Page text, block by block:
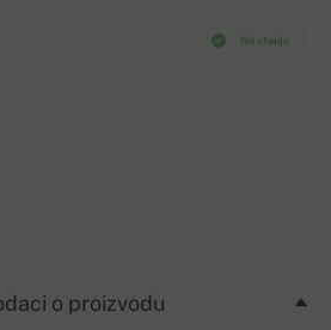
Na stanju
o proizvodu